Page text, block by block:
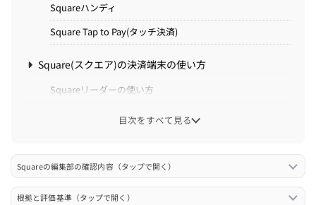
Squareハンディ
Square Tap to Pay(タッチ決済)
Square(スクエア)の決済端末の使い方
Squareリーダーの使い方
Squareターミナルの使い方
Squareスタンドの使い方
Squareハンディの使い方
目次をすべて見る
Squareの編集部の確認内容（タップで開く）
根拠と評価基準（タップで開く）